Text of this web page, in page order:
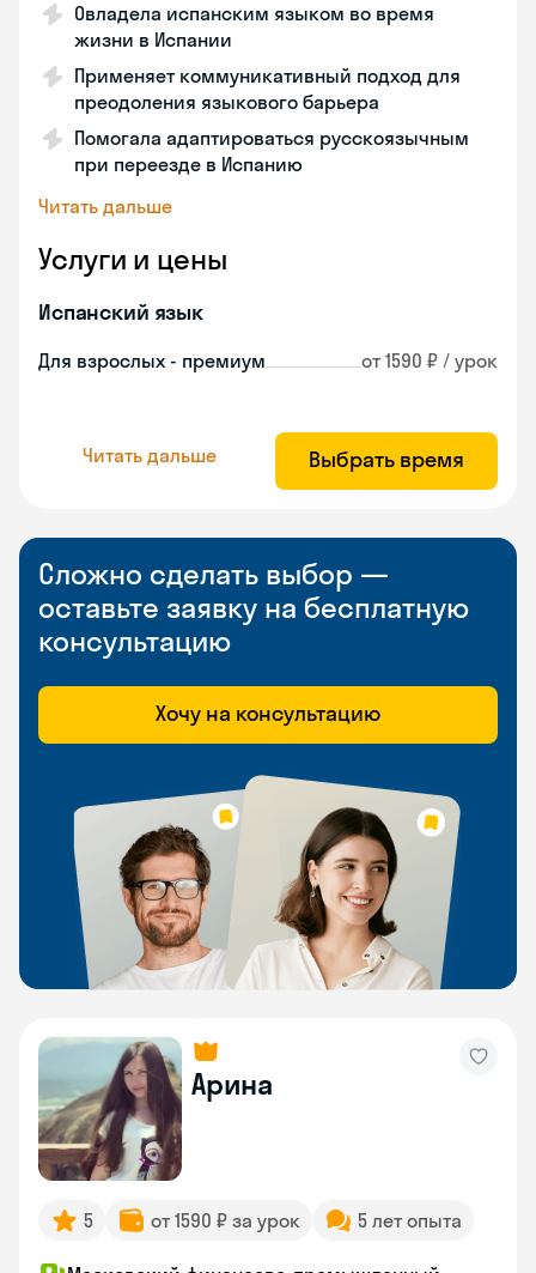
Овладела испанским языком во время
жизни в Испании
Применяет коммуникативный подход для
преодоления языкового барьера
Помогала адаптироваться русскоязычным
при переезде в Испанию
Читать дальше
Услуги и цены
Испанский язык
Для взрослых - премиум от 1590 ₽ / урок
Читать дальше Выбрать время
Сложно сделать выбор —
оставьте заявку на бесплатную
консультацию
Хочу на консультацию
Арина
5 от 1590 ₽ за урок 5 лет опыта